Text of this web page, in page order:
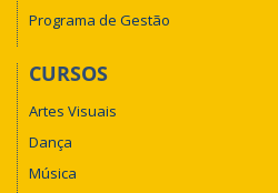
Programa de Gestão
CURSOS
Artes Visuais
Dança
Música